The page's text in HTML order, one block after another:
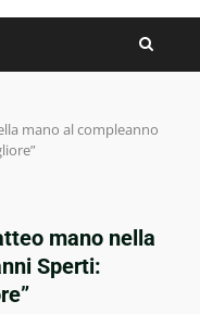
mano al compleanno
mano nella
Sperti: